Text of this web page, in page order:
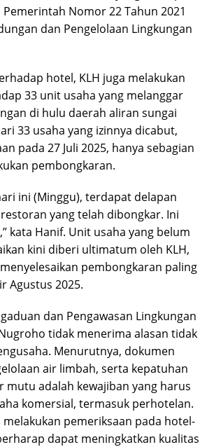
Nomor 22 Tahun 2021
dan Pengelolaan Lingkungan
hotel, KLH juga melakukan
33 unit usaha yang melanggar
di hulu daerah aliran sungai
33 usaha yang izinnya dicabut,
pada 27 Juli 2025, hanya sebagian
pembongkaran.
ini (Minggu), terdapat delapan
yang telah dibongkar. Ini
kata Hanif. Unit usaha yang belum
kini diberi ultimatum oleh KLH,
pembongkaran paling
Agustus 2025.
dan Pengawasan Lingkungan
tidak menerima alasan tidak
Menurutnya, dokumen
air limbah, serta kepatuhan
mutu adalah kewajiban yang harus
komersial, termasuk perhotelan.
melakukan pemeriksaan pada hotel-
dapat meningkatkan kualitas